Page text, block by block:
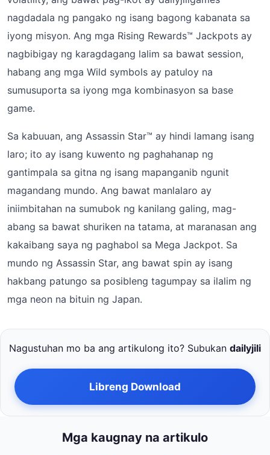
nagdadala ng pangako ng isang bagong kabanata sa
iyong misyon. Ang mga Rising Rewards™ Jackpots ay
nagbibigay ng karagdagang lalim sa bawat session,
habang ang mga Wild symbols ay patuloy na
sumusuporta sa iyong mga kombinasyon sa base
game.
Sa kabuuan, ang Assassin Star™ ay hindi lamang isang
laro; ito ay isang kuwento ng paghahanap ng
gantimpala sa gitna ng isang mapanganib ngunit
magandang mundo. Ang bawat manlalaro ay
iniimbitahan na sumubok ng kanilang galing, mag-
abang sa bawat shuriken na tatama, at maranasan ang
kakaibang saya ng paghabol sa Mega Jackpot. Sa
mundo ng Assassin Star, ang bawat spin ay isang
hakbang patungo sa posibleng tagumpay sa ilalim ng
mga neon na bituin ng Japan.
Nagustuhan mo ba ang artikulong ito? Subukan dailyjili
Libreng Download
Mga kaugnay na artikulo